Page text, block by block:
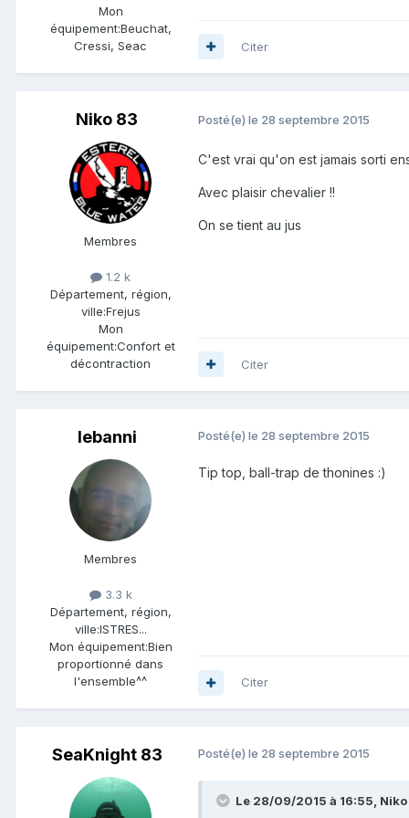
Mon
équipement:Beuchat,
Cressi, Seac
Citer
Niko 83
Membres
1.2 k
Département, région,
ville:Frejus
Mon
équipement:Confort et
décontraction
Posté(e) le 28 septembre 2015
C'est vrai qu'on est jamais sorti
Avec plaisir chevalier !!
On se tient au jus
Citer
lebanni
Membres
3.3 k
Département, région,
ville:ISTRES...
Mon équipement:Bien
proportionné dans
l'ensemble^^
Posté(e) le 28 septembre 2015
Tip top, ball-trap de thonines :)
Citer
SeaKnight 83 Posté(e) le 28 septembre 2015
Le 28/09/2015 à 16:55,